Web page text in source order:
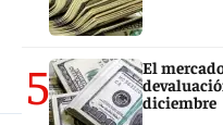
5
El
diciembre